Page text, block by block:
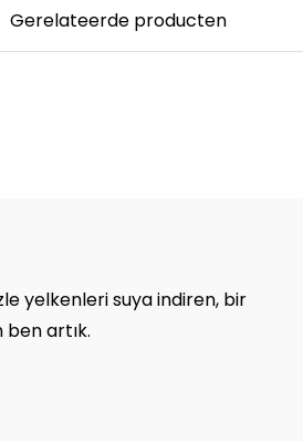
Gerelateerde producten
yelkenleri suya indiren, bir
artık.